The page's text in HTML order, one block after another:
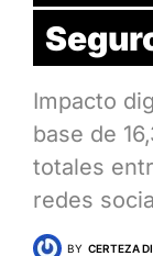
Impacto
base de
totales
redes
BY CERTEZA